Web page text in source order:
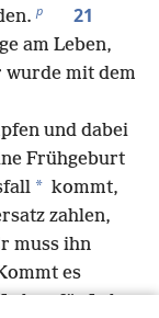
p 21
am Leben,
wurde mit dem
und dabei
Frühgeburt
* kommt,
zahlen,
muss ihn
es
für Leben